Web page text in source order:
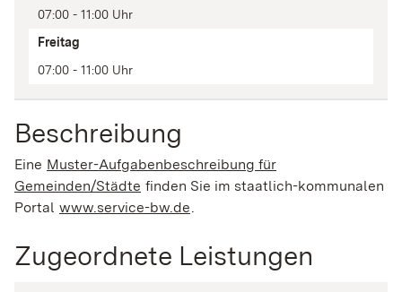
07:00 - 11:00 Uhr
Freitag
07:00 - 11:00 Uhr
Beschreibung
Eine Muster-Aufgabenbeschreibung für
Gemeinden/Städte finden Sie im staatlich-kommunalen
Portal www.service-bw.de.
Zugeordnete Leistungen